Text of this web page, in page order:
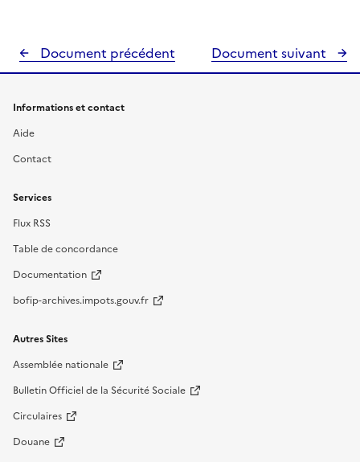
Document précédent Document suivant
Informations et contact
Aide
Contact
Services
Flux RSS
Table de concordance
Documentation
bofip-archives.impots.gouv.fr
Autres Sites
Assemblée nationale
Bulletin Officiel de la Sécurité Sociale
Circulaires
Douane